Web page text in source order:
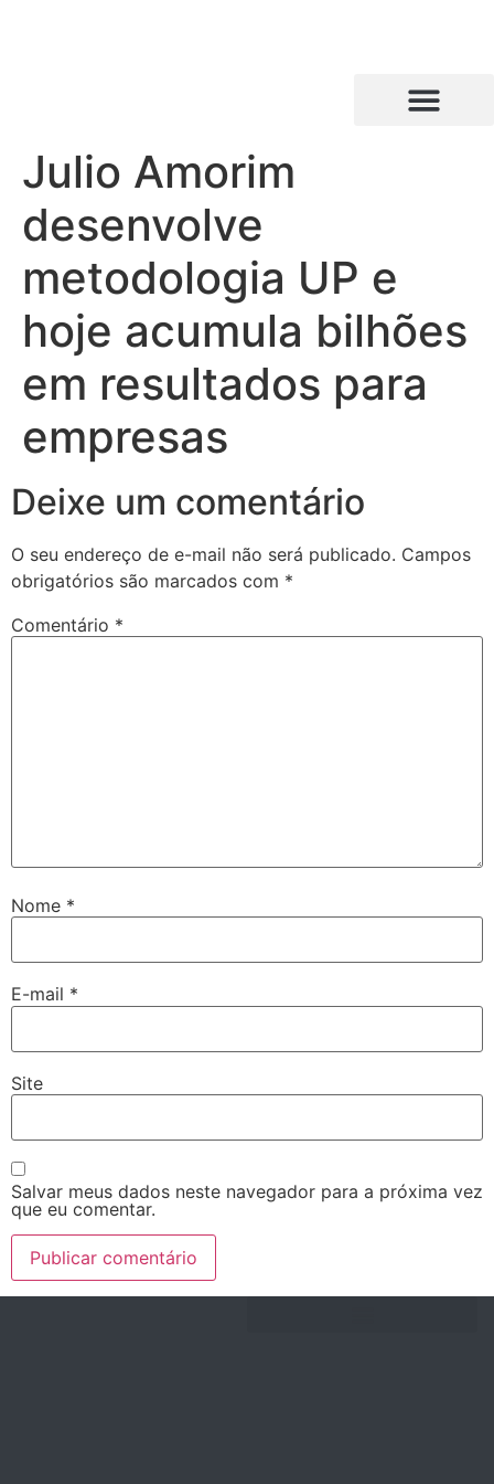
Julio Amorim
desenvolve
metodologia UP e
hoje acumula bilhões
em resultados para
empresas
Deixe um comentário
O seu endereço de e-mail não será publicado. Campos
obrigatórios são marcados com *
Comentário *
Nome *
E-mail *
Site
Salvar meus dados neste navegador para a próxima vez
que eu comentar.